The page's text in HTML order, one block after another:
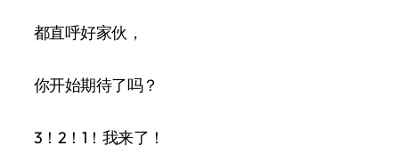
都直呼好家伙，
你开始期待了吗？
3！2！1！我来了！